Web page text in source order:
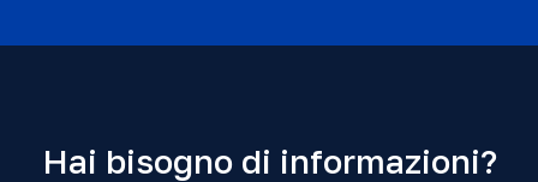
Hai bisogno di informazioni?